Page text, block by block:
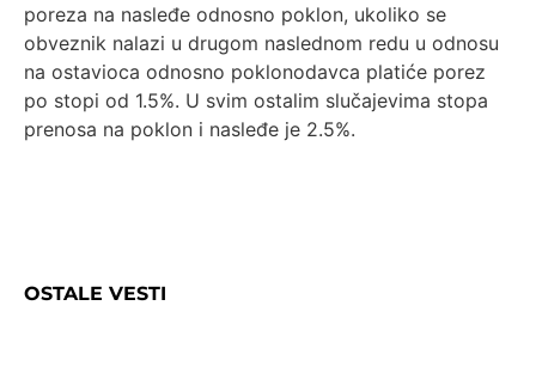
poreza na nasleđe odnosno poklon, ukoliko se
obveznik nalazi u drugom naslednom redu u odnosu
na ostavioca odnosno poklonodavca platiće porez
po stopi od 1.5%. U svim ostalim slučajevima stopa
prenosa na poklon i nasleđe je 2.5%.
OSTALE VESTI